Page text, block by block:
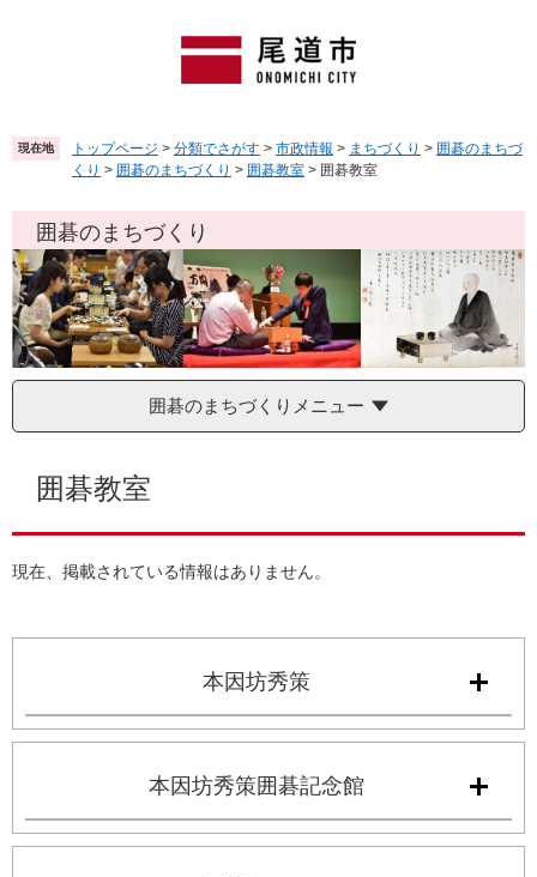
頭
で
。
飛
ば
て
文
へ
現在地 トップページ > 分類でさがす > 市政情報 > まちづくり > 囲碁のまちづ
くり > 囲碁のまちづくり > 囲碁教室 > 囲碁教室
囲碁のまちづくり
囲碁のまちづくりメニュー
囲碁教室
現在、掲載されている情報はありません。
本因坊秀策
本因坊秀策囲碁記念館